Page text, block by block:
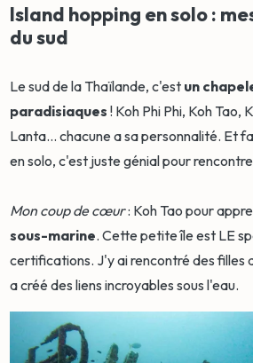
Island hopping en solo :
du sud
Le sud de la Thaïlande, c'est un
paradisiaques ! Koh Phi Phi, Koh Tao,
Lanta... chacune a sa personnalité. Et
en solo, c'est juste génial pour
Mon coup de cœur: Koh Tao pour
sous-marine. Cette petite île est LE
certifications. J'y ai rencontré des filles
a créé des liens incroyables sous l'eau.